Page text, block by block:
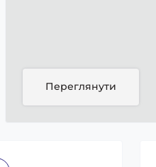
Переглянути